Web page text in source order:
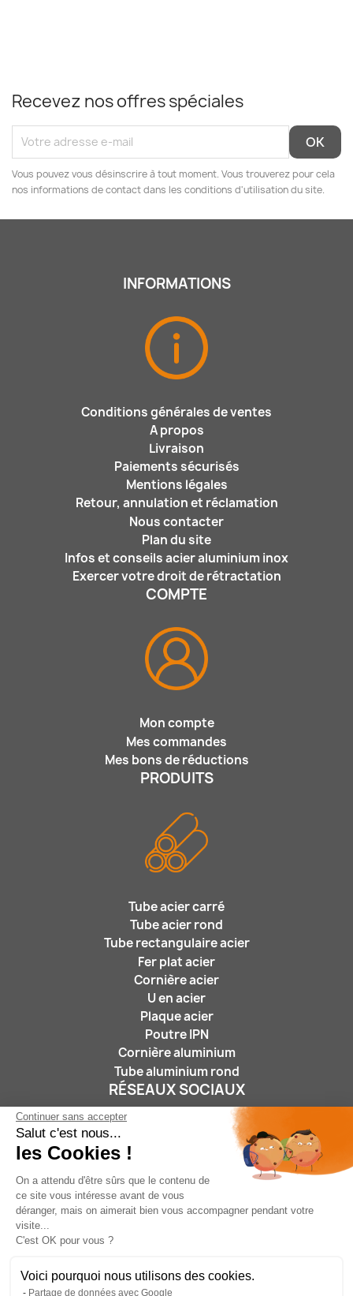
Continuer sans accepter
Salut c'est nous...
les Cookies !
On a attendu d'être sûrs que le contenu de
ce site vous intéresse avant de vous
déranger, mais on aimerait bien vous accompagner pendant votre
visite...
C'est OK pour vous ?
Voici pourquoi nous utilisons des cookies.
Partage de données avec Google
Recevez nos offres spéciales
Vous pouvez vous désinscrire à tout moment. Vous trouverez pour cela
nos informations de contact dans les conditions d'utilisation du site.
INFORMATIONS
Conditions générales de ventes
A propos
Livraison
Paiements sécurisés
Mentions légales
Retour, annulation et réclamation
Nous contacter
Plan du site
Infos et conseils acier aluminium inox
Exercer votre droit de rétractation
COMPTE
Mon compte
Mes commandes
Mes bons de réductions
PRODUITS
Tube acier carré
Tube acier rond
Tube rectangulaire acier
Fer plat acier
Cornière acier
U en acier
Plaque acier
Poutre IPN
Cornière aluminium
Tube aluminium rond
RÉSEAUX SOCIAUX
Nous suivre :